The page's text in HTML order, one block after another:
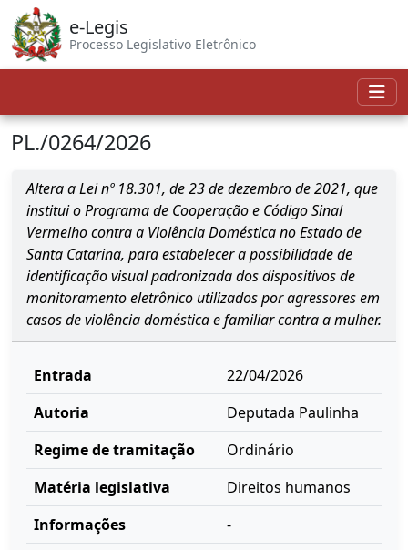
e-Legis
Processo Legislativo Eletrônico
PL./0264/2026
Altera a Lei nº 18.301, de 23 de dezembro de 2021, que
institui o Programa de Cooperação e Código Sinal
Vermelho contra a Violência Doméstica no Estado de
Santa Catarina, para estabelecer a possibilidade de
identificação visual padronizada dos dispositivos de
monitoramento eletrônico utilizados por agressores em
casos de violência doméstica e familiar contra a mulher.
Entrada
22/04/2026
Autoria
Deputada Paulinha
Regime de tramitação
Ordinário
Matéria legislativa
Direitos humanos
Informações
-